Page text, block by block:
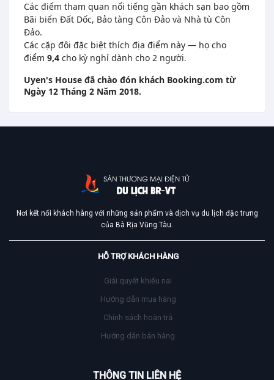
Các điểm tham quan nổi tiếng gần khách sạn bao gồm
Bãi biển Đất Dốc, Bảo tàng Côn Đảo và Nhà tù Côn
Đảo.
Các cặp đôi đặc biệt thích địa điểm này — họ cho
điểm 9,4 cho kỳ nghỉ dành cho 2 người.
Uyen's House đã chào đón khách Booking.com từ
Ngày 12 Tháng 2 Năm 2018.
Nơi kết nối khách hàng với những sản phẩm và dịch vụ du lịch đặc trưng
của Bà Rịa Vũng Tàu.
HỖ TRỢ KHÁCH HÀNG
Giải quyết khiếu nai
Hướng dẫn mua hàng
Chính sách hoàn trả
Hướng dẫn bán hàng
THÔNG TIN LIÊN HỆ